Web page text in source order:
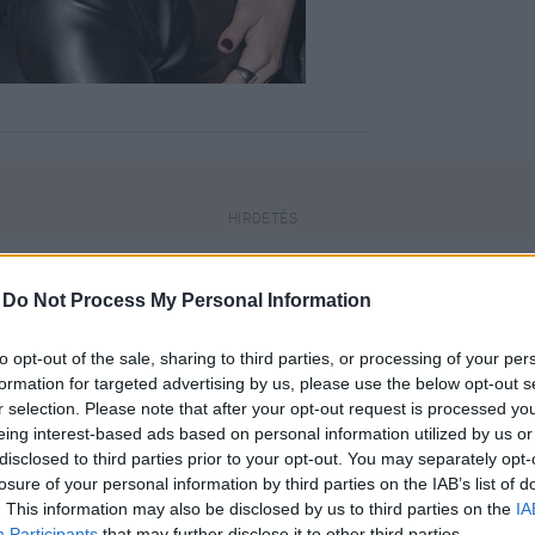
Do Not Process My Personal Information
opt-out of the sale, sharing to third parties, or processing of your
for targeted advertising by us, please use the below opt-out
selection. Please note that after your opt-out request is processed
interest-based ads based on personal information utilized by us
to third parties prior to your opt-out. You may separately
of your personal information by third parties on the IAB’s list of
This information may also be disclosed by us to third parties on the
Pinterest
Gomez szakítottak és az is
vigasztalódik. Szinte
egyre közelebb kerül